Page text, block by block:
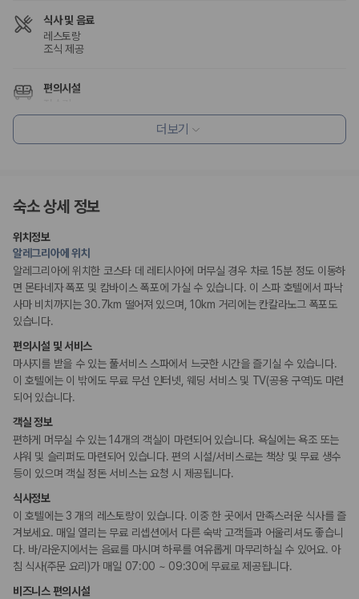
건을 함께 확인할 수 있도록 돕습니다.
일반자차:사고 발생 시 일정 금액의 면책금이 발생할 수 있습니다.
완전자차:보상 한도 내에서 면책금 부담이 줄어드는 보험 조건입니
슈퍼자차:더 높은 보장 조건을 원하는 사용자에게 적합합니다.
2000만 고객이 선택한 렌트카 가격비교 플랫폼
누적 이용 고객수
20,871,562
사용자 리뷰
175,206건
예약 가능 차량
67,123 대
전국 렌트카 지점
1,829개
제주렌트카 가격비교 자주 묻는 질문
Q. 제주렌트카 가격비교는 카모아에서 어떻게 하나요?
A. 대여일, 반납일, 인수 지역을 선택하면 제주도 렌트카 업체별 가격, 차종,
Q. 제주 렌트카 최저가는 무엇을 기준으로 비교해야 하나요?
Q. 제주공항 근처 렌트카도 비교할 수 있나요?
Q. 제주 렌트카 가격비교 시 보험도 함께 비교할 수 있나요?
Q. 가족 여행에는 어떤 제주 렌트카를 비교해야 하나요?
제주렌트카 가격비교 주요 링크
제주도 렌트카 실시간 최저가 가격비교
제주 렌트카 예약
국내 렌트카 가격비교
해외 렌트카 가격비교
식사 및 음료
레스토랑
조식 제공
편의시설
웰빙 및 피트니스
키즈
어린이 수영장
흡연 시설
지정 흡연 구역
더보기
숙소 상세 정보
위치정보
알레그리아에 위치
알레그리아에 위치한 코스타 데 레티시아에 머무실 경우 차로 15분 정도 이동하
면 몬타네자 폭포 및 캄바이스 폭포에 가실 수 있습니다. 이 스파 호텔에서 파낙
사마 비치까지는 30.7km 떨어져 있으며, 10km 거리에는 칸칼라노그 폭포도
있습니다.
편의시설 및 서비스
마사지를 받을 수 있는 풀서비스 스파에서 느긋한 시간을 즐기실 수 있습니다.
이 호텔에는 이 밖에도 무료 무선 인터넷, 웨딩 서비스 및 TV(공용 구역)도 마련
되어 있습니다.
객실 정보
편하게 머무실 수 있는 14개의 객실이 마련되어 있습니다. 욕실에는 욕조 또는
샤워 및 슬리퍼도 마련되어 있습니다. 편의 시설/서비스로는 책상 및 무료 생수
등이 있으며 객실 정돈 서비스는 요청 시 제공됩니다.
식사정보
이 호텔에는 3 개의 레스토랑이 있습니다. 이중 한 곳에서 만족스러운 식사를 즐
겨보세요. 매일 열리는 무료 리셉션에서 다른 숙박 고객들과 어울리셔도 좋습니
다. 바/라운지에서는 음료를 마시며 하루를 여유롭게 마무리하실 수 있어요. 아
침 식사(주문 요리)가 매일 07:00 ~ 09:30에 무료로 제공됩니다.
비즈니스 편의시설